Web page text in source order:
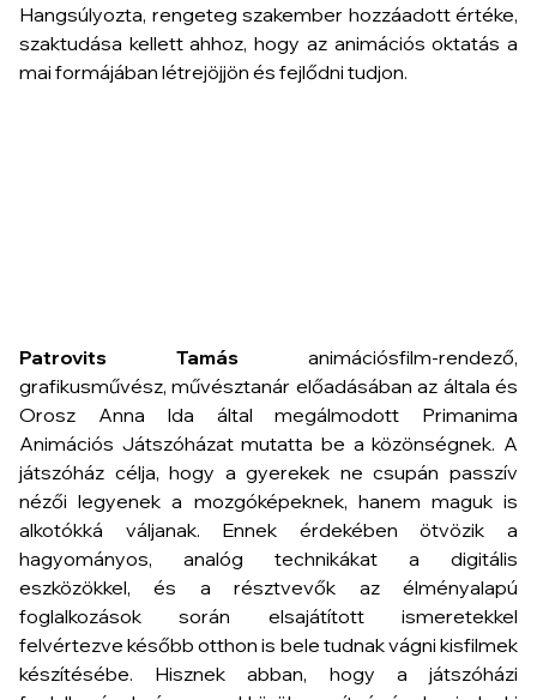
Hangsúlyozta, rengeteg szakember hozzáadott értéke,
szaktudása kellett ahhoz, hogy az animációs oktatás a
mai formájában létrejöjjön és fejlődni tudjon.
Patrovits Tamás animációsfilm-rendező,
grafikusművész, művésztanár előadásában az általa és
Orosz Anna Ida által megálmodott Primanima
Animációs Játszóházat mutatta be a közönségnek. A
játszóház célja, hogy a gyerekek ne csupán passzív
nézői legyenek a mozgóképeknek, hanem maguk is
alkotókká váljanak. Ennek érdekében ötvözik a
hagyományos, analóg technikákat a digitális
eszközökkel, és a résztvevők az élményalapú
foglalkozások során elsajátított ismeretekkel
felvértezve később otthon is bele tudnak vágni kisfilmek
készítésébe. Hisznek abban, hogy a játszóházi